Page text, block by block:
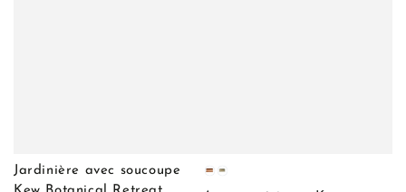
Jardinière avec soucoupe